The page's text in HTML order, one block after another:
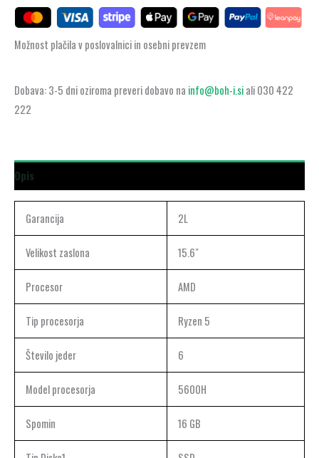
Možnost plačila v poslovalnici in osebni prevzem
Dobava: 3-5 dni oziroma preveri dobavo na info@boh-i.siali 030 422
222
Opis
Garancija 2L
Velikost zaslona 15.6″
Procesor AMD
Tip procesorja Ryzen 5
Število jeder 6
Model procesorja 5600H
Spomin 16 GB